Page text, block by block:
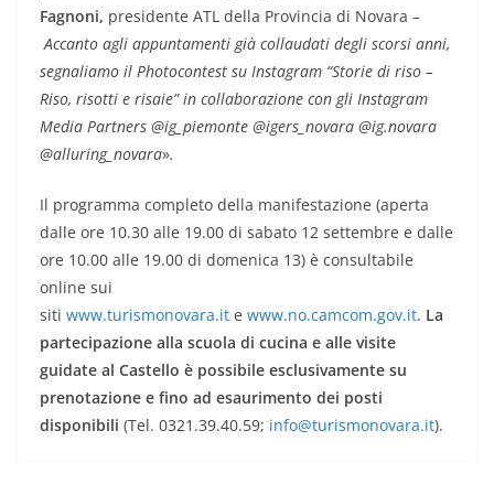
Fagnoni, presidente ATL della Provincia di Novara –
Accanto agli appuntamenti già collaudati degli scorsi anni,
segnaliamo il Photocontest su Instagram “Storie di riso –
Riso, risotti e risaie” in collaborazione con gli Instagram
Media Partners @ig_piemonte @igers_novara @ig.novara
@alluring_novara».
Il programma completo della manifestazione (aperta
dalle ore 10.30 alle 19.00 di sabato 12 settembre e dalle
ore 10.00 alle 19.00 di domenica 13) è consultabile
online sui
siti www.turismonovara.it e www.no.camcom.gov.it. La
partecipazione alla scuola di cucina e alle visite
guidate al Castello è possibile esclusivamente su
prenotazione e fino ad esaurimento dei posti
disponibili (Tel. 0321.39.40.59; info@turismonovara.it).